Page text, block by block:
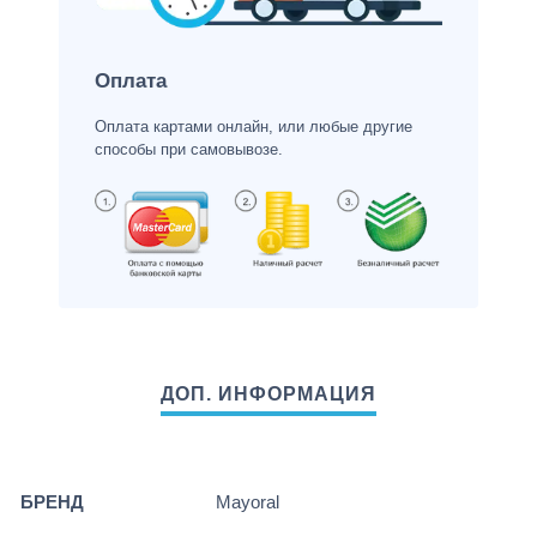
Оплата
Оплата картами онлайн, или любые другие
способы при самовывозе.
БРЕНД Mayoral